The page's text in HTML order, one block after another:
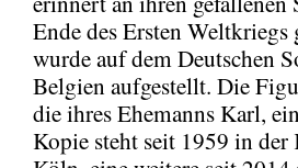
Ende des Ersten
wurde auf dem Deutschen
Belgien aufgestellt. Die
die ihres Ehemanns Karl,
Kopie steht seit 1959 in